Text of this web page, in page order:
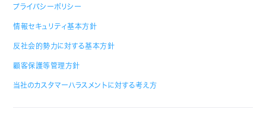
プライバシーポリシー
情報セキュリティ基本方針
反社会的勢力に対する基本方針
顧客保護等管理方針
当社のカスタマーハラスメントに対する考え方